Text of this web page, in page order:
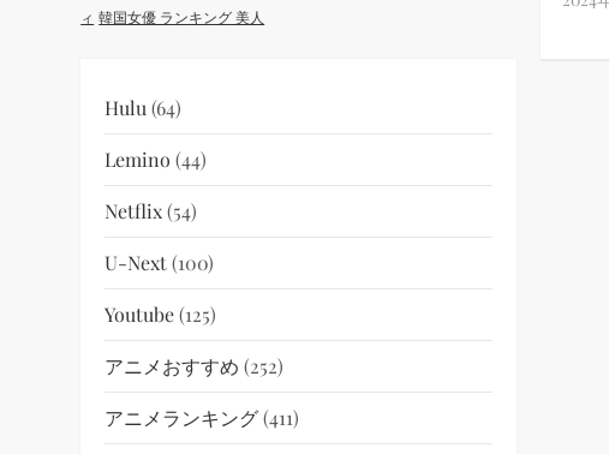
ィ 韓国女優 ランキング 美人
Hulu (64)
Lemino (44)
Netflix(54)
U-Next(100)
Youtube(125)
アニメおすすめ (252)
アニメランキング(411)